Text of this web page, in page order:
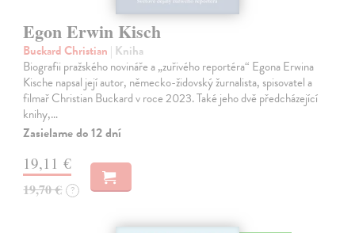
Egon Erwin Kisch
Buckard Christian | Kniha
Biografii pražského novináře a „zuřivého reportéra“ Egona Erwina
Kische napsal její autor, německo-židovský žurnalista, spisovatel a
filmař Christian Buckard v roce 2023. Také jeho dvě předcházející
knihy,…
Zasielame do 12 dní
19,11 €
19,70 € ?